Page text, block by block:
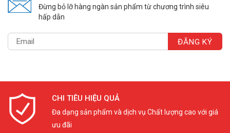
Đừng bỏ lỡ hàng ngàn sản phẩm từ chương trình siêu
hấp dẫn
CHI TIÊU HIỆU QUẢ
Đa dạng sản phẩm và dịch vụ Chất lượng cao với giá
ưu đãi